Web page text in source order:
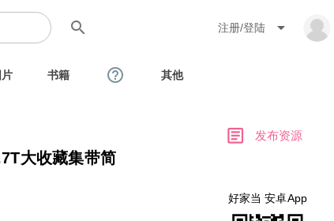
search 注册/登陆 arrow_drop_down
片 书籍 help_outline 其他
大收藏集带简
article 发布资源
好家当 安卓App